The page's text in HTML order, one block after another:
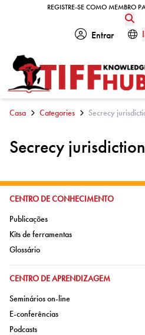
Skip to contentREGISTRE-SE COMO MEMBRO
REGISTRE-SE COMO MEMBRO
Entrar
Casa Categories Secrecy
Secrecy
IR PARA:
CENTRO DE CONHECIMENTO
Ir para:
Publicações
Ir para:
Kits de ferramentas
Ir para:
Glossário
IR PARA:
CENTRO DE APRENDIZAGEM
Ir para:
Seminários on-line
Ir para:
E-conferências
Ir para:
Podcasts